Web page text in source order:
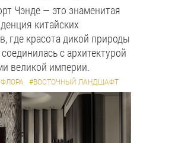
Чэнде — это знаменитая
китайских
где красота дикой природы
с архитектурой
великой империи.
#ВОСТОЧНЫЙ ЛАНДШАФТ